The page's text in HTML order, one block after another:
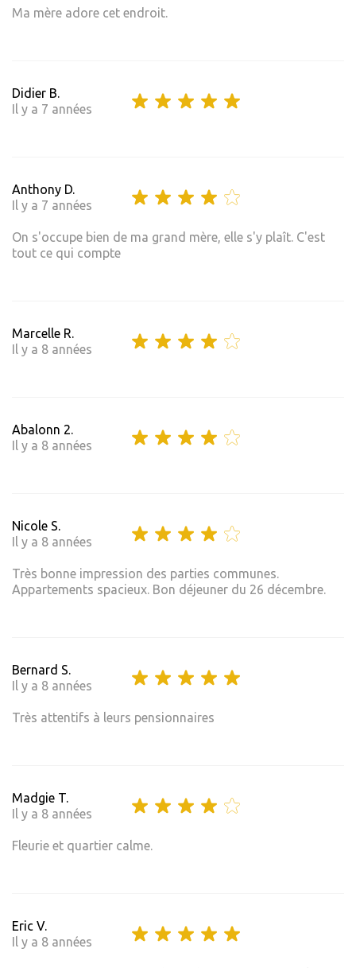
Ma mère adore cet endroit.
Didier B.
Il y a 7 années
Anthony D.
Il y a 7 années
On s'occupe bien de ma grand mère, elle s'y plaît. C'est
tout ce qui compte
Marcelle R.
Il y a 8 années
Abalonn 2.
Il y a 8 années
Nicole S.
Il y a 8 années
Très bonne impression des parties communes.
Appartements spacieux. Bon déjeuner du 26 décembre.
Bernard S.
Il y a 8 années
Très attentifs à leurs pensionnaires
Madgie T.
Il y a 8 années
Fleurie et quartier calme.
Eric V.
Il y a 8 années